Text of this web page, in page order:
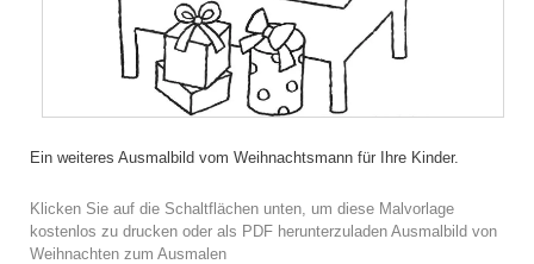
Ein weiteres Ausmalbild vom Weihnachtsmann für Ihre Kinder.
Klicken Sie auf die Schaltflächen unten, um diese Malvorlage
kostenlos zu drucken oder als PDF herunterzuladen Ausmalbild von
Weihnachten zum Ausmalen